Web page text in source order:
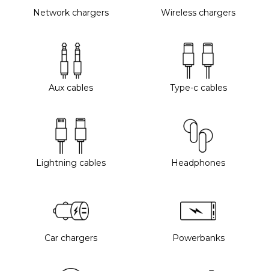
Network chargers Wireless chargers
Aux cables Type-c cables
Lightning cables Headphones
Car chargers Powerbanks